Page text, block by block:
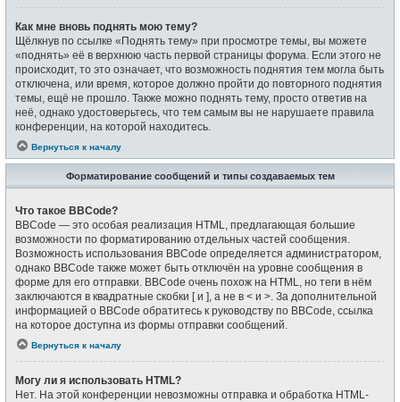
Как мне вновь поднять мою тему?
Щёлкнув по ссылке «Поднять тему» при просмотре темы, вы можете
«поднять» её в верхнюю часть первой страницы форума. Если этого не
происходит, то это означает, что возможность поднятия тем могла быть
отключена, или время, которое должно пройти до повторного поднятия
темы, ещё не прошло. Также можно поднять тему, просто ответив на
неё, однако удостоверьтесь, что тем самым вы не нарушаете правила
конференции, на которой находитесь.
Вернуться к началу
Форматирование сообщений и типы создаваемых тем
Что такое BBCode?
BBCode — это особая реализация HTML, предлагающая большие
возможности по форматированию отдельных частей сообщения.
Возможность использования BBCode определяется администратором,
однако BBCode также может быть отключён на уровне сообщения в
форме для его отправки. BBCode очень похож на HTML, но теги в нём
заключаются в квадратные скобки [ и ], а не в < и >. За дополнительной
информацией о BBCode обратитесь к руководству по BBCode, ссылка
на которое доступна из формы отправки сообщений.
Вернуться к началу
Могу ли я использовать HTML?
Нет. На этой конференции невозможны отправка и обработка HTML-